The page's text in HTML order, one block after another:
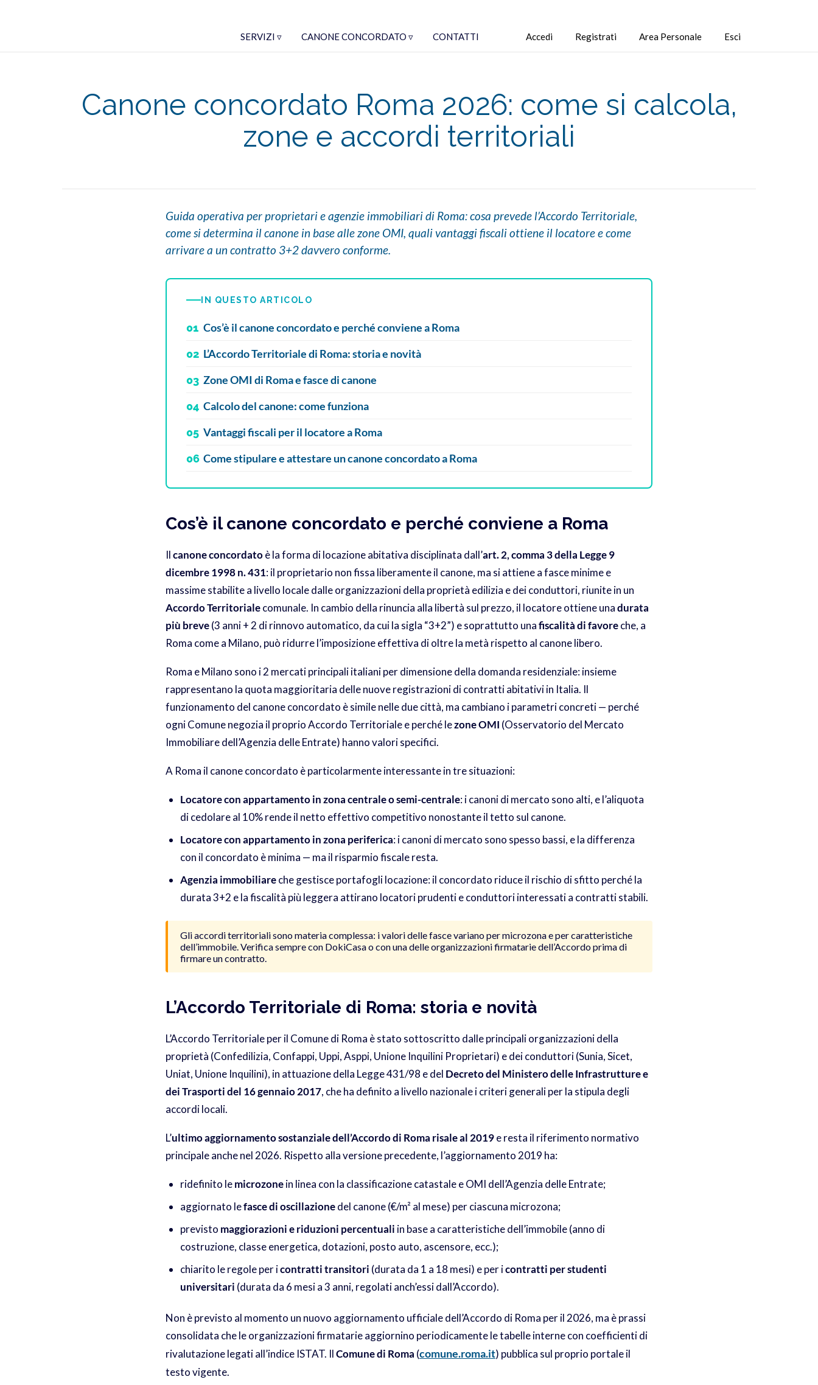
SERVIZI ▿ CANONE CONCORDATO ▿ CONTATTI Accedi Registrati Area Personale Esci
Canone concordato Roma 2026: come si calcola,
zone e accordi territoriali
Guida operativa per proprietari e agenzie immobiliari di Roma: cosa prevede l’Accordo Territoriale,
come si determina il canone in base alle zone OMI, quali vantaggi fiscali ottiene il locatore e come
arrivare a un contratto 3+2 davvero conforme.
IN QUESTO ARTICOLO
01 Cos’è il canone concordato e perché conviene a Roma
02 L’Accordo Territoriale di Roma: storia e novità
03 Zone OMI di Roma e fasce di canone
04 Calcolo del canone: come funziona
05 Vantaggi fiscali per il locatore a Roma
06 Come stipulare e attestare un canone concordato a Roma
Cos’è il canone concordato e perché conviene a Roma
Ilcanone concordatoè la forma di locazione abitativa disciplinata dall’art. 2, comma 3 della Legge 9
dicembre 1998 n. 431: il proprietario non fissa liberamente il canone, ma si attiene a fasce minime e
massime stabilite a livello locale dalle organizzazioni della proprietà edilizia e dei conduttori, riunite in un
Accordo Territorialecomunale. In cambio della rinuncia alla libertà sul prezzo, il locatore ottiene unadurata
più breve(3 anni + 2 di rinnovo automatico, da cui la sigla “3+2”) e soprattutto unafiscalità di favoreche, a
Roma come a Milano, può ridurre l’imposizione effettiva di oltre la metà rispetto al canone libero.
Roma e Milano sono i 2 mercati principali italiani per dimensione della domanda residenziale: insieme
rappresentano la quota maggioritaria delle nuove registrazioni di contratti abitativi in Italia. Il
funzionamento del canone concordato è simile nelle due città, ma cambiano i parametri concreti — perché
ogni Comune negozia il proprio Accordo Territoriale e perché lezone OMI (Osservatorio del Mercato
Immobiliare dell’Agenzia delle Entrate) hanno valori specifici.
A Roma il canone concordato è particolarmente interessante in tre situazioni:
Locatore con appartamento in zona centrale o semi-centrale: i canoni di mercato sono alti, e l’aliquota
di cedolare al 10% rende il netto effettivo competitivo nonostante il tetto sul canone.
Locatore con appartamento in zona periferica: i canoni di mercato sono spesso bassi, e la differenza
con il concordato è minima — ma il risparmio fiscale resta.
Agenzia immobiliareche gestisce portafogli locazione: il concordato riduce il rischio di sfitto perché la
durata 3+2 e la fiscalità più leggera attirano locatori prudenti e conduttori interessati a contratti stabili.
Gli accordi territoriali sono materia complessa: i valori delle fasce variano per microzona e per caratteristiche
dell’immobile. Verifica sempre con DokiCasa o con una delle organizzazioni firmatarie dell’Accordo prima di
firmare un contratto.
L’Accordo Territoriale di Roma: storia e novità
L’Accordo Territoriale per il Comune di Roma è stato sottoscritto dalle principali organizzazioni della
proprietà (Confedilizia, Confappi, Uppi, Asppi, Unione Inquilini Proprietari) e dei conduttori (Sunia, Sicet,
Uniat, Unione Inquilini), in attuazione della Legge 431/98 e del Decreto del Ministero delle Infrastrutture e
dei Trasporti del 16 gennaio 2017, che ha definito a livello nazionale i criteri generali per la stipula degli
accordi locali.
L’ultimo aggiornamento sostanziale dell’Accordo di Roma risale al 2019e resta il riferimento normativo
principale anche nel 2026. Rispetto alla versione precedente, l’aggiornamento 2019 ha:
ridefinito lemicrozonein linea con la classificazione catastale e OMI dell’Agenzia delle Entrate;
aggiornato lefasce di oscillazionedel canone (€/m² al mese) per ciascuna microzona;
previsto maggiorazioni e riduzioni percentuali in base a caratteristiche dell’immobile (anno di
costruzione, classe energetica, dotazioni, posto auto, ascensore, ecc.);
chiarito le regole per icontratti transitori (durata da 1 a 18 mesi) e per icontratti per studenti
universitari (durata da 6 mesi a 3 anni, regolati anch’essi dall’Accordo).
Non è previsto al momento un nuovo aggiornamento ufficiale dell’Accordo di Roma per il 2026, ma è prassi
consolidata che le organizzazioni firmatarie aggiornino periodicamente le tabelle interne con coefficienti di
rivalutazione legati all’indice ISTAT. IlComune di Roma (comune.roma.it) pubblica sul proprio portale il
testo vigente.